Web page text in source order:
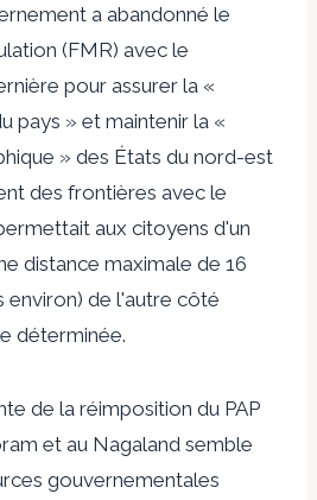
a abandonné le
(FMR) avec le
pour assurer la «
pays » et maintenir la «
» des États du nord-est
des frontières avec le
aux citoyens d'un
distance maximale de 16
environ) de l'autre côté
déterminée.
de la réimposition du PAP
et au Nagaland semble
gouvernementales